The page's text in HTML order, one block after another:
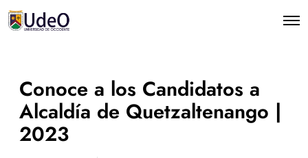
Conoce a los Candidatos a
Alcaldía de Quetzaltenango |
2023